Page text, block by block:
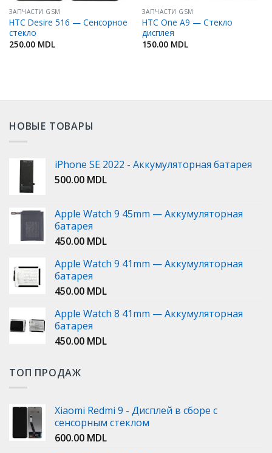
ЗАПЧАСТИ GSM
HTC Desire 516 — Сенсорное
стекло
250.00 MDL
ЗАПЧАСТИ GSM
HTC One A9 — Стекло
дисплея
150.00 MDL
НОВЫЕ ТОВАРЫ
iPhone SE 2022 - Аккумуляторная батарея
500.00 MDL
Apple Watch 9 45mm — Аккумуляторная
батарея
450.00 MDL
Apple Watch 9 41mm — Аккумуляторная
батарея
450.00 MDL
Apple Watch 8 41mm — Аккумуляторная
батарея
450.00 MDL
ТОП ПРОДАЖ
Xiaomi Redmi 9 - Дисплей в сборе с
сенсорным стеклом
600.00 MDL